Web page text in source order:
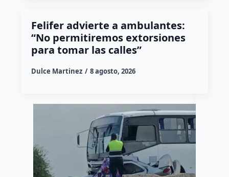
Felifer advierte a ambulantes:
“No permitiremos extorsiones
para tomar las calles”
Dulce Martinez 8 agosto, 2026